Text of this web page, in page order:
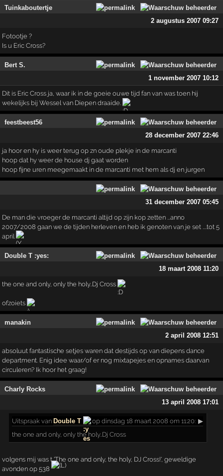
Tuinkaboutertje
2 augustus 2007 09:27
Fotootje ?
Is u Eric Cross?
Bert S.
1 november 2007 10:12
Dit is Eric Cross ja, waar ik in de goeie ouwe tijd fan van was toen hij
wekelijks bij Wessel van Diepen draaide.
feestbeest56
28 december 2007 22:46
ja hoor en hy is weer terug op zn oude plekje in de marcanti
hoop dat hy weer de house dj gaat worden
hoop fijne uren meegemaakt in de marcanti met hem als dj en jurgen
31 december 2007 05:45
De man die vroeger de marcanti altijd op zijn kop zetten ...anno
2007/2008 gaan we de tijden herleven en heb ik genoten van je set ....tot 5
april
Double T :yes:
18 maart 2008 11:20
the one and only, only the holy..Dj Cross
ofzoiets
manakin
2 april 2008 12:51
absoluut fantastische setjes waren dat destijds op van diepens dance
department. Enig idee waar/of er nog mixtapejes en opnames daarvan
circuleren? Ik hoor het graag!
Charly Rocks
13 april 2008 17:01
Uitspraak van Double T op dinsdag 18 maart 2008 om 11:20: ▶
the one and only, only the holy..Dj Cross
volgens mij was t 'The one and only, the holy, DJ Cross!', geweldige
avonden op 538